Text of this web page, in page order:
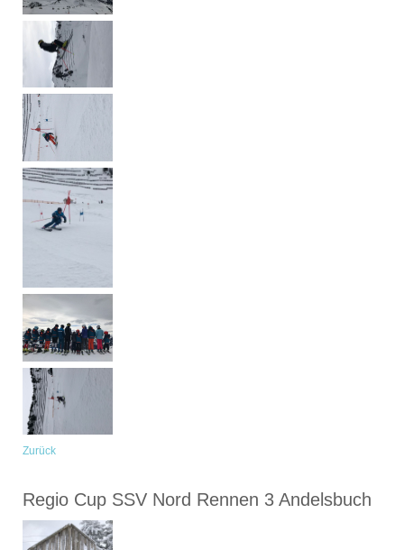
Zurück
Regio Cup SSV Nord Rennen 3 Andelsbuch